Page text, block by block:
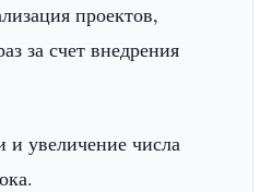
проектов,
за счет внедрения
и увеличение числа